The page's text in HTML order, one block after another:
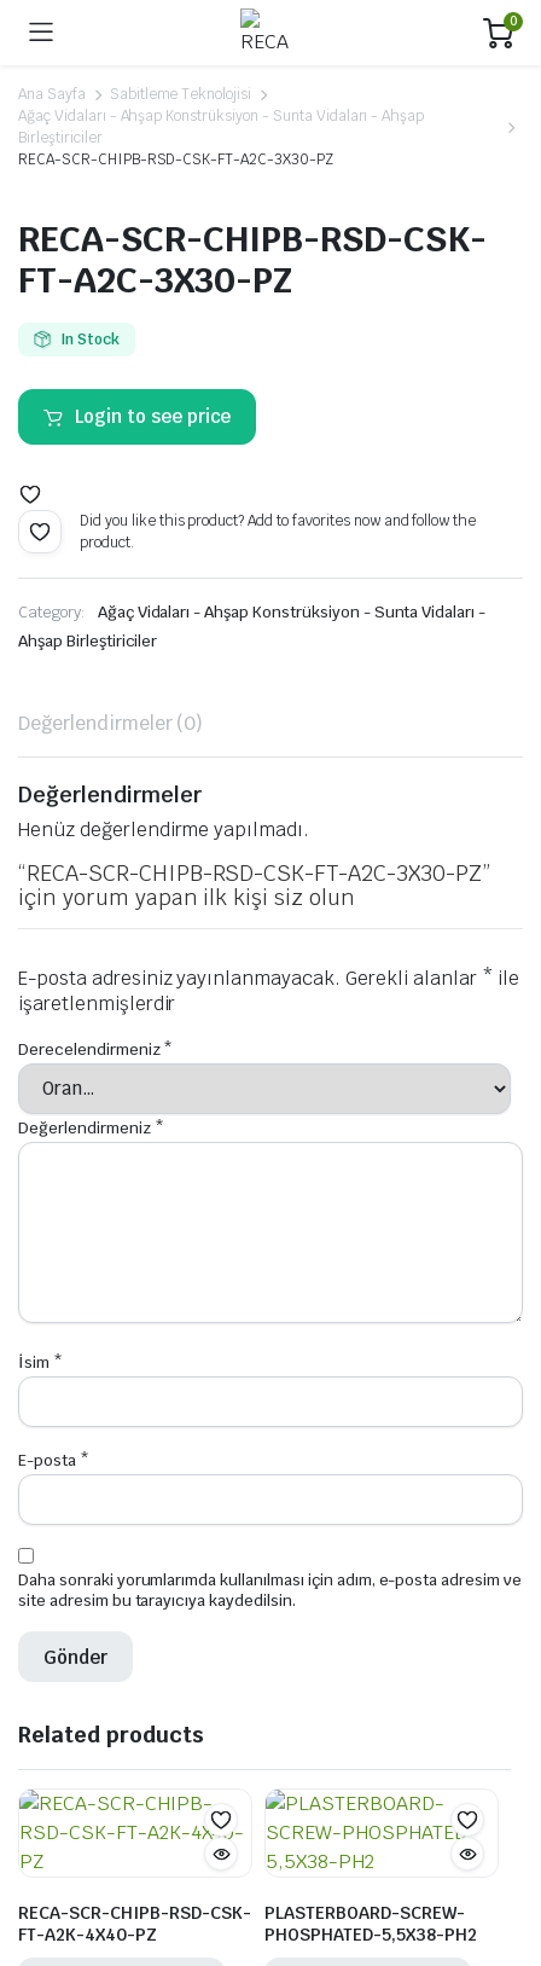
0
Ana Sayfa
Sabitleme Teknolojisi
Ağaç Vidaları - Ahşap Konstrüksiyon - Sunta Vidaları - Ahşap
Birleştiriciler
RECA-SCR-CHIPB-RSD-CSK-FT-A2C-3X30-PZ
RECA-SCR-CHIPB-RSD-CSK-
FT-A2C-3X30-PZ
In Stock
Login to see price
Did you like this product? Add to favorites now and follow the
product.
Category:
Ağaç Vidaları - Ahşap Konstrüksiyon - Sunta Vidaları -
Ahşap Birleştiriciler
Değerlendirmeler (0)
Değerlendirmeler
Henüz değerlendirme yapılmadı.
“RECA-SCR-CHIPB-RSD-CSK-FT-A2C-3X30-PZ”
için yorum yapan ilk kişi siz olun
E-posta adresiniz yayınlanmayacak. Gerekli alanlar * ile
işaretlenmişlerdir
Derecelendirmeniz*
Değerlendirmeniz *
İsim *
E-posta *
Daha sonraki yorumlarımda kullanılması için adım, e-posta adresim ve
site adresim bu tarayıcıya kaydedilsin.
Related products
RECA-SCR-CHIPB-RSD-CSK-
FT-A2K-4X40-PZ
PLASTERBOARD-SCREW-
PHOSPHATED-5,5X38-PH2